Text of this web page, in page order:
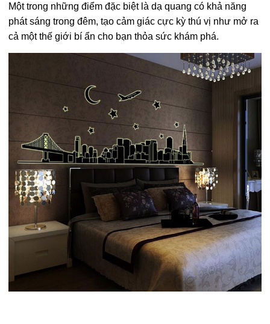
Một trong những điểm đặc biệt là dạ quang có khả năng
phát sáng trong đêm, tạo cảm giác cực kỳ thú vị như mở ra
cả một thế giới bí ẩn cho bạn thỏa sức khám phá.